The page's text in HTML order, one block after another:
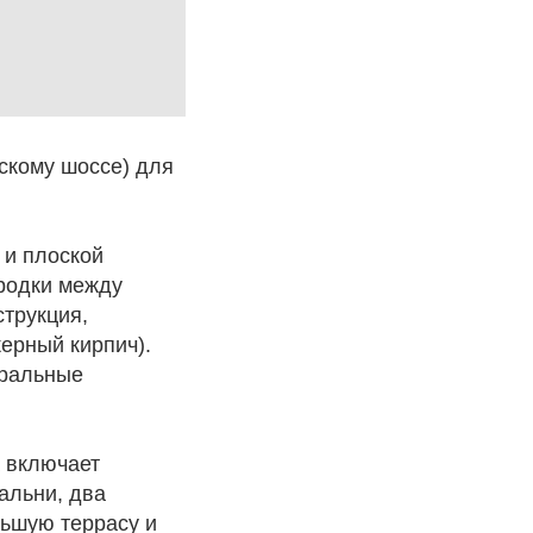
шоссе) для
плоской
между
кирпич).
два
террасу и